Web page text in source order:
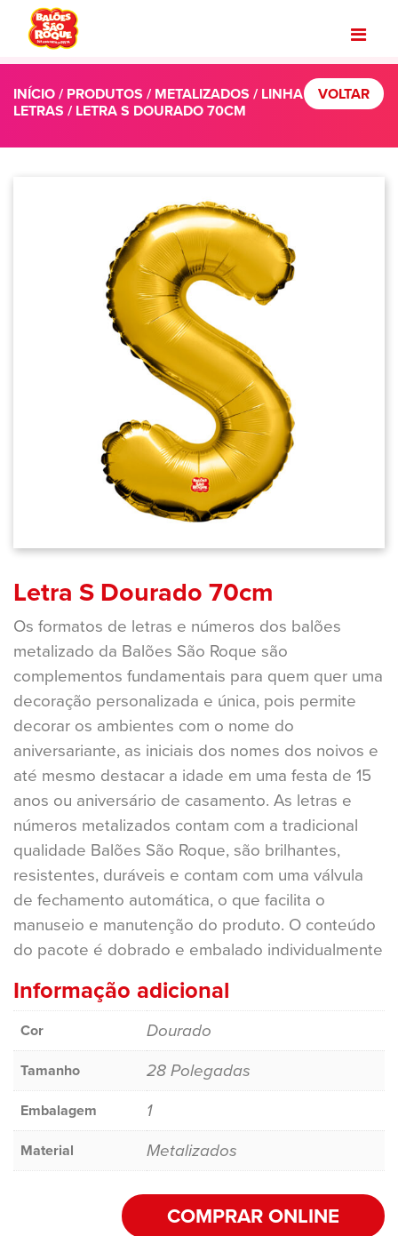
INÍCIO/PRODUTOS / METALIZADOS / LINHA
LETRAS / LETRA S DOURADO 70CM
VOLTAR
Letra S Dourado 70cm
Os formatos de letras e números dos balões
metalizado da Balões São Roque são
complementos fundamentais para quem quer uma
decoração personalizada e única, pois permite
decorar os ambientes com o nome do
aniversariante, as iniciais dos nomes dos noivos e
até mesmo destacar a idade em uma festa de 15
anos ou aniversário de casamento. As letras e
números metalizados contam com a tradicional
qualidade Balões São Roque, são brilhantes,
resistentes, duráveis e contam com uma válvula
de fechamento automática, o que facilita o
manuseio e manutenção do produto. O conteúdo
do pacote é dobrado e embalado individualmente
Informação adicional
Cor Dourado
Tamanho 28 Polegadas
Embalagem 1
Material Metalizados
COMPRAR ONLINE